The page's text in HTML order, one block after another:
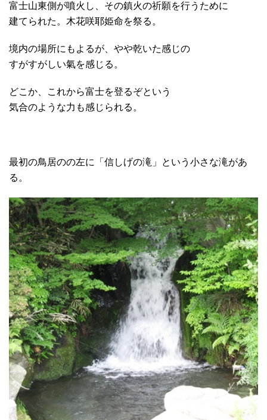
富士山東側が噴火し、その鎮火の祈願を行うために
建てられた。木花咲耶姫命を祭る。
境内の場所にもよるが、やや乾いた感じの
すがすがしい氣を感じる。
どこか、これから富士を登るぞという
気合のような力も感じられる。
最初の鳥居のの左に「信しげの滝」という小さな滝があ
る。